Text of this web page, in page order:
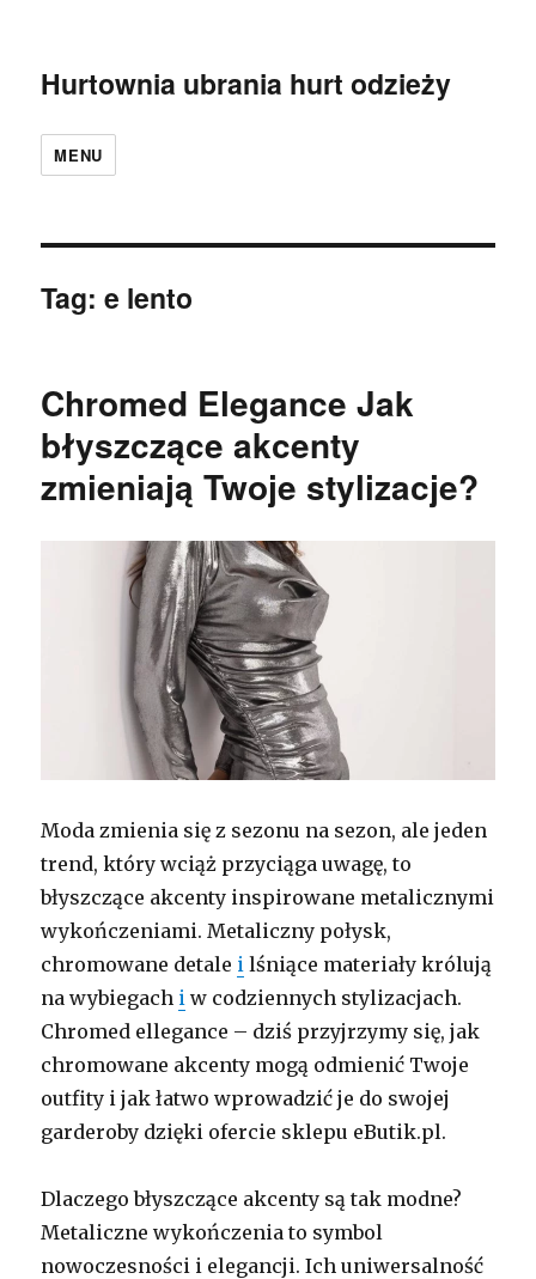
Hurtownia ubrania hurt odzieży
MENU
Tag:e lento
Chromed Elegance Jak
błyszczące akcenty
zmieniają Twoje stylizacje?
Moda zmienia się z sezonu na sezon, ale jeden
trend, który wciąż przyciąga uwagę, to
błyszczące akcenty inspirowane metalicznymi
wykończeniami. Metaliczny połysk,
chromowane detale i lśniące materiały królują
na wybiegach i w codziennych stylizacjach.
Chromed ellegance – dziś przyjrzymy się, jak
chromowane akcenty mogą odmienić Twoje
outfity i jak łatwo wprowadzić je do swojej
garderoby dzięki ofercie sklepu eButik.pl.
Dlaczego błyszczące akcenty są tak modne?
Metaliczne wykończenia to symbol
nowoczesności i elegancji. Ich uniwersalność